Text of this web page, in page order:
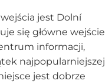
jest Dolní
się główne wejście
informacji,
najpopularniejszej
jest dobrze